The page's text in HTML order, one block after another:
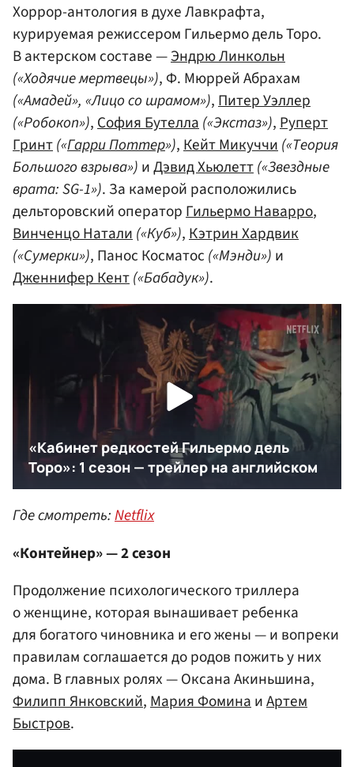
Хоррор-антология в духе Лавкрафта,
курируемая режиссером Гильермо дель Торо.
В актерском составе —Эндрю Линкольн
(«Ходячие мертвецы»), Ф. Мюррей Абрахам
(«Амадей», «Лицо со шрамом»),Питер Уэллер
(«Робокоп»),София Бутелла(«Экстаз»),Руперт
Гринт(«Гарри Поттер»),Кейт Микуччи(«Теория
Большого взрыва») иДэвид Хьюлетт(«Звездные
врата: SG-1»). За камерой расположились
дельторовский операторГильермо Наварро,
Винченцо Натали(«Куб»),Кэтрин Хардвик
(«Сумерки»), Панос Косматос («Мэнди») и
Дженнифер Кент(«Бабадук»).
Где смотреть:Netflix
«Контейнер» — 2 сезон
Продолжение психологического триллера
о женщине, которая вынашивает ребенка
для богатого чиновника и его жены — и вопреки
правилам соглашается до родов пожить у них
дома. В главных ролях — Оксана Акиньшина,
Филипп Янковский,Мария ФоминаиАртем
Быстров.